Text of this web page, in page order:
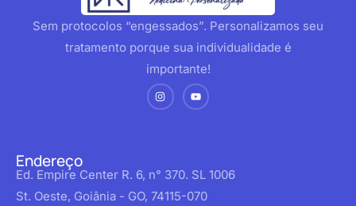
Sem protocolos “engessados”. Personalizamos seu
tratamento porque sua individualidade é
importante!
Endereço
Ed. Empire Center R. 6, n° 370. SL 1006
St. Oeste, Goiânia - GO, 74115-070